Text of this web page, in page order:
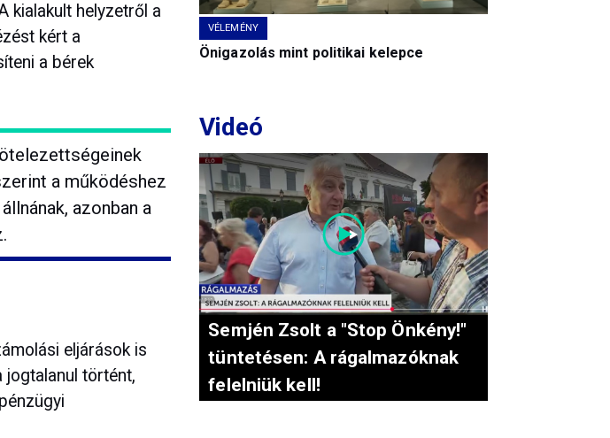
kialakult helyzetről a
kért a
a bérek
a működéshez
azonban a
eljárások is
jogtalanul történt,
VÉLEMÉNY
Önigazolás mint politikai kelepce
Videó
Semjén Zsolt a "Stop Önkény!"
tüntetésen: A rágalmazóknak
felelniük kell!